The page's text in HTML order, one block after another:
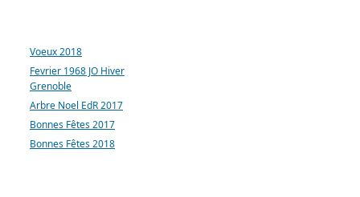
Voeux 2018
Fevrier 1968 JO Hiver
Grenoble
Arbre Noel EdR 2017
Bonnes Fêtes 2017
Bonnes Fêtes 2018